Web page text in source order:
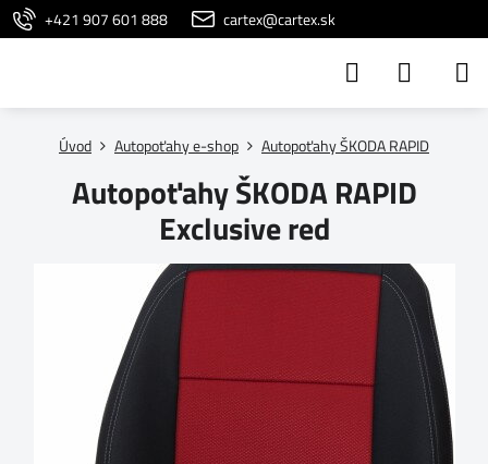
+421 907 601 888 cartex@cartex.sk
Úvod Autopoťahy e-shop Autopoťahy ŠKODA RAPID
Autopoťahy ŠKODA RAPID
Exclusive red